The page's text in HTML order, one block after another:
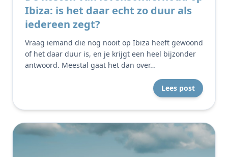
Ibiza: is het daar echt zo duur als
iedereen zegt?
Vraag iemand die nog nooit op Ibiza heeft gewoond
of het daar duur is, en je krijgt een heel bijzonder
antwoord. Meestal gaat het dan over…
Lees post